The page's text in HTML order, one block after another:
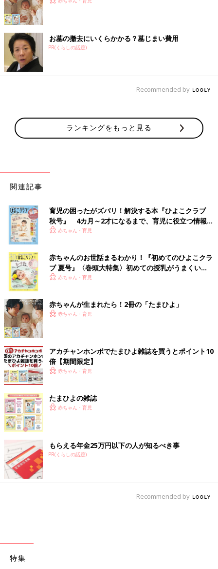
お墓の撤去にいくらかかる？墓じまい費用
PR(くらしの話題)
Recommended by
ランキングをもっと見る
関連記事
育児の困ったがズバリ！解決する本『ひよこクラブ
秋号』 4カ月～2才になるまで、育児に役立つ情報が
いっぱい！
赤ちゃん・育児
赤ちゃんのお世話まるわかり！『初めてのひよこクラ
ブ 夏号』〈巻頭大特集〉初めての授乳がうまくい
く！ おっぱい・ミルクの基本と夏のトラブル 解決テ
赤ちゃん・育児
赤ちゃんが生まれたら！2冊の「たまひよ」
赤ちゃん・育児
アカチャンホンポでたまひよ雑誌を買うとポイント10
倍【期間限定】
赤ちゃん・育児
たまひよの雑誌
赤ちゃん・育児
もらえる年金25万円以下の人が知るべき事
PR(くらしの話題)
Recommended by
特集